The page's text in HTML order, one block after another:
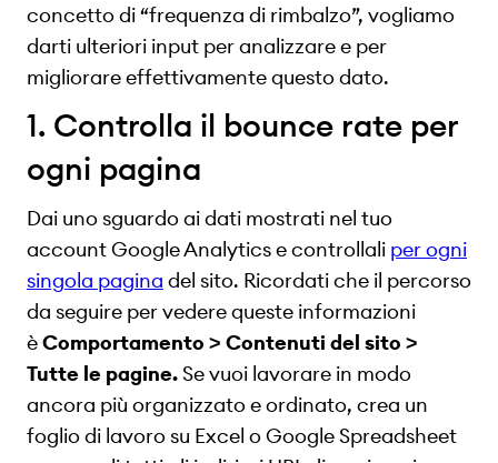
concetto di “frequenza di rimbalzo”, vogliamo
darti ulteriori input per analizzare e per
migliorare effettivamente questo dato.
1. Controlla il bounce rate per
ogni pagina
Dai uno sguardo ai dati mostrati nel tuo
account Google Analytics e controllali per ogni
singola pagina del sito. Ricordati che il percorso
da seguire per vedere queste informazioni
èComportamento > Contenuti del sito >
Tutte le pagine. Se vuoi lavorare in modo
ancora più organizzato e ordinato, crea un
foglio di lavoro su Excel o Google Spreadsheet